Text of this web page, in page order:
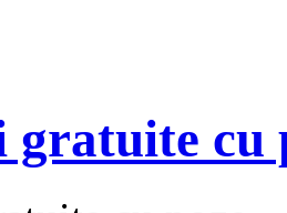
cu